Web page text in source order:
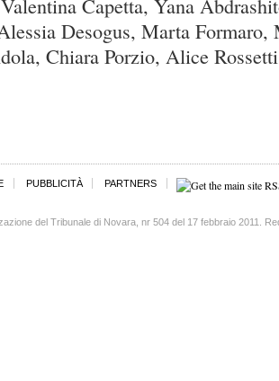
Capetta, Yana
Desogus, Marta
Chiara Porzio, Alice
PUBBLICITÀ PARTNERS
del Tribunale di Novara, nr 504 del 17 febbraio 2011.